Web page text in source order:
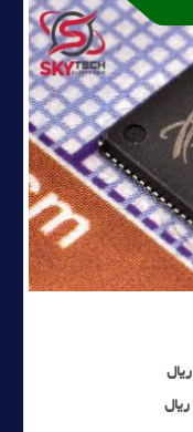
ریال
ریال